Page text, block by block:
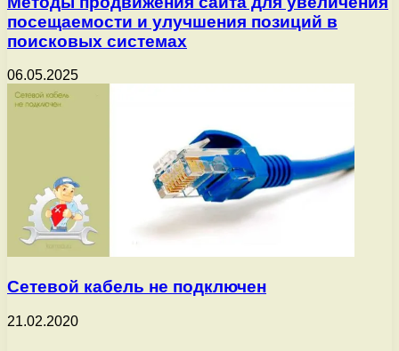
посещаемости и улучшения позиций в
поисковых системах
06.05.2025
Сетевой кабель не подключен
21.02.2020